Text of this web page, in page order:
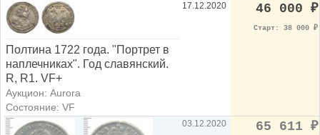
Полтина 1722 года. "Портрет в
наплечниках". Год славянский.
R, R1. VF+
Аукцион: Aurora
Состояние: VF
17.12.2020 46 000 ₽
Старт: 38 000 ₽
03.12.2020 65 611 ₽